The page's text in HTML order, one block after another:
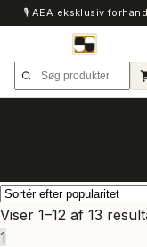
🎙️ AEA eksklusiv
Viser 1–12 af 13
1